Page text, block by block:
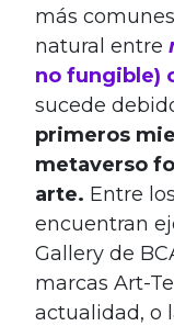
más
natural entre
no fungible)
sucede
primeros
metaverso
arte. Entre
encuentran
Gallery de
marcas Art-
actualidad, o